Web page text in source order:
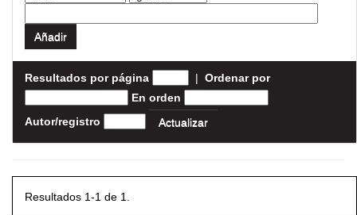
Resultados por página | Ordenar por
En orden
Autor/registro
Resultados 1-1 de 1.